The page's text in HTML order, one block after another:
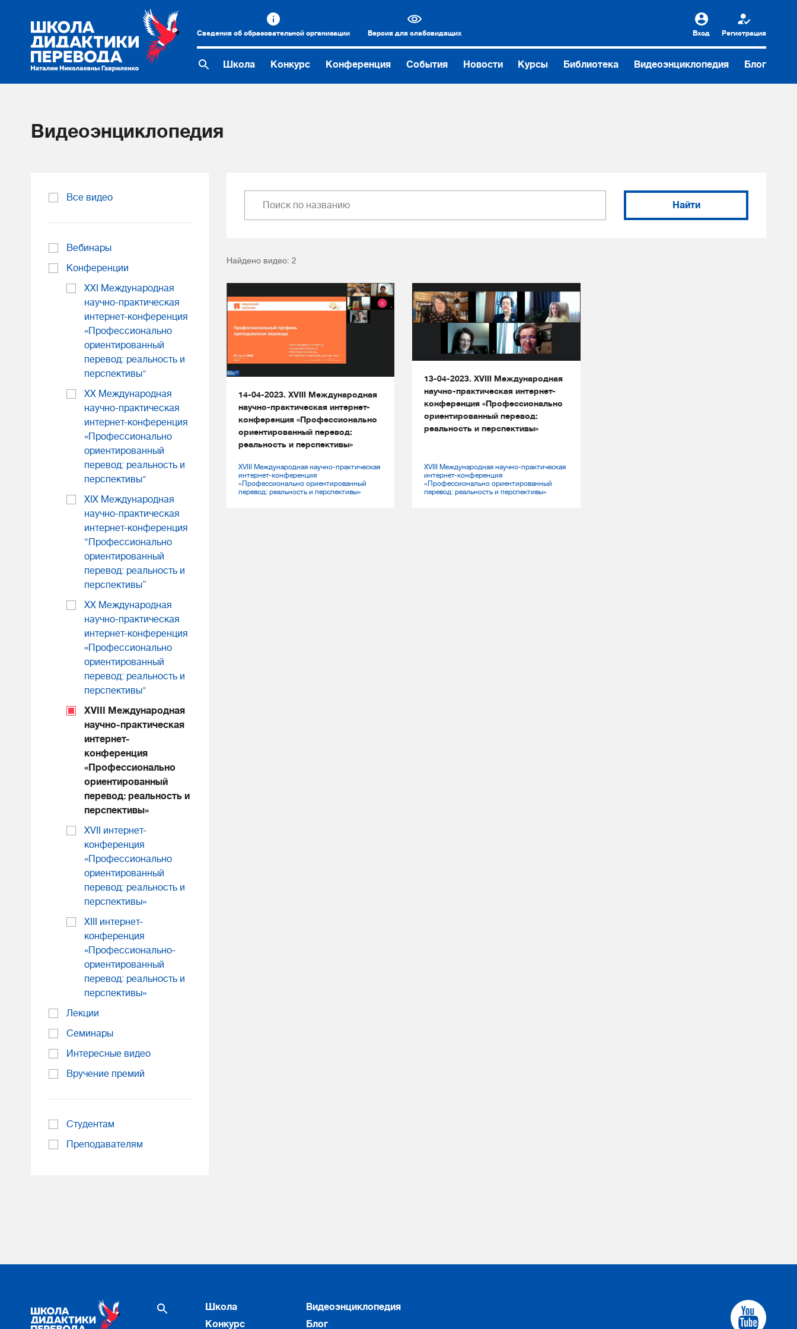
Сведения об образовательной организации Версия для слабовидящих Вход Регистрация
Школа Конкурс Конференция События Новости Курсы Библиотека Видеоэнциклопедия Блог
Видеоэнциклопедия
Найти
Найдено видео: 2
14-04-2023. XVIII Международная
научно-практическая интернет-
конференция «Профессионально
ориентированный перевод:
реальность и перспективы»
XVIII Международная научно-практическая
интернет-конференция
«Профессионально ориентированный
перевод: реальность и перспективы»
13-04-2023. XVIII Международная
научно-практическая интернет-
конференция «Профессионально
ориентированный перевод:
реальность и перспективы»
XVIII Международная научно-практическая
интернет-конференция
«Профессионально ориентированный
перевод: реальность и перспективы»
Все видео
Вебинары
Конференции
XXI Международная
научно-практическая
интернет-конференция
«Профессионально
ориентированный
перевод: реальность и
перспективы"
XX Международная
научно-практическая
интернет-конференция
«Профессионально
ориентированный
перевод: реальность и
перспективы"
XIX Международная
научно-практическая
интернет-конференция
“Профессионально
ориентированный
перевод: реальность и
перспективы”
XX Международная
научно-практическая
интернет-конференция
«Профессионально
ориентированный
перевод: реальность и
перспективы"
XVIII Международная
научно-практическая
интернет-
конференция
«Профессионально
ориентированный
перевод: реальность и
перспективы»
XVII интернет-
конференция
«Профессионально
ориентированный
перевод: реальность и
перспективы»
XIII интернет-
конференция
«Профессионально-
ориентированный
перевод: реальность и
перспективы»
Лекции
Семинары
Интересные видео
Вручение премий
Студентам
Преподавателям
Школа
Конкурс
Видеоэнциклопедия
Блог